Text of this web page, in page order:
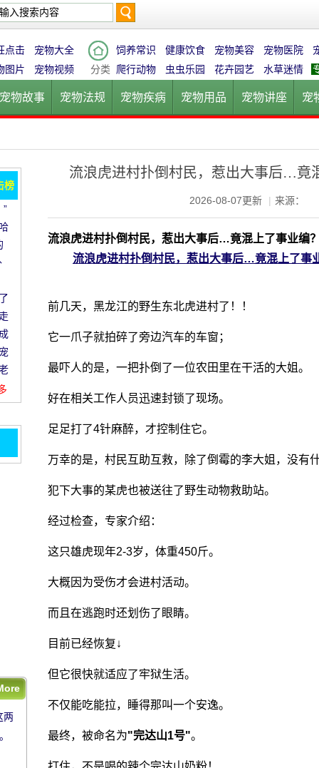
索
点击
宠物大全
图片
宠物视频 分类
饲养常识 健康饮食 宠物美容 宠物医院
爬行动物
虫虫乐园 花卉园艺 水草迷情
宠物故事 宠物法规 宠物疾病 宠物用品 宠物讲座 宠
流浪虎进村扑倒村民，惹出大事后…竟
2026-08-07更新 | 来源：
流浪虎进村扑倒村民，惹出大事后…竟混上了事业编？
流浪虎进村扑倒村民，惹出大事后…竟混上了事
前几天，黑龙江的野生东北虎进村了！！
它一爪子就拍碎了旁边汽车的车窗；
最吓人的是，一把扑倒了一位农田里在干活的大姐。
好在相关工作人员迅速封锁了现场。
足足打了4针麻醉，才控制住它。
万幸的是，村民互助互救，除了倒霉的李大姐，没有
犯下大事的某虎也被送往了野生动物救助站。
经过检查，专家介绍：
这只雄虎现年2-3岁，体重450斤。
大概因为受伤才会进村活动。
而且在逃跑时还划伤了眼睛。
目前已经恢复↓
但它很快就适应了牢狱生活。
不仅能吃能拉，睡得那叫一个安逸。
最终，被命名为"完达山1号"。
榜
两